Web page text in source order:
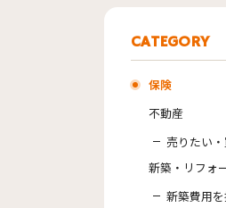
CATEGORY
保険
不動産
売りたい
新築・リフォ
新築費用